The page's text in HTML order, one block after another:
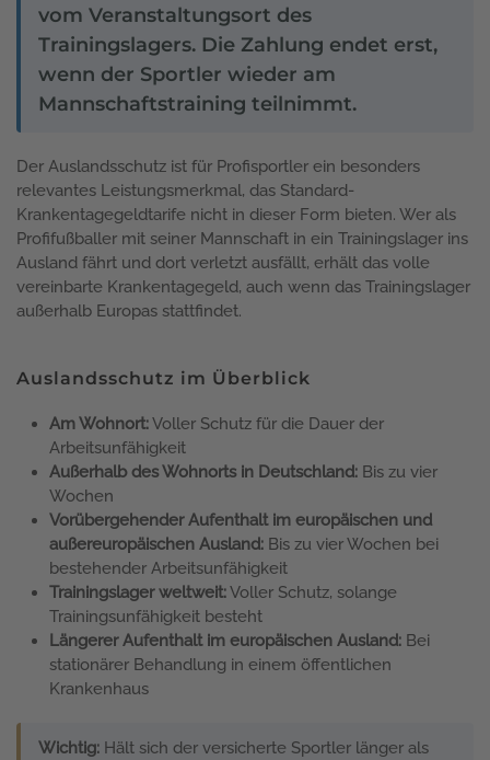
vom Veranstaltungsort des
Trainingslagers. Die Zahlung endet erst,
wenn der Sportler wieder am
Mannschaftstraining teilnimmt.
Der Auslandsschutz ist für Profisportler ein besonders
relevantes Leistungsmerkmal, das Standard-
Krankentagegeldtarife nicht in dieser Form bieten. Wer als
Profifußballer mit seiner Mannschaft in ein Trainingslager ins
Ausland fährt und dort verletzt ausfällt, erhält das volle
vereinbarte Krankentagegeld, auch wenn das Trainingslager
außerhalb Europas stattfindet.
Auslandsschutz im Überblick
Am Wohnort:Voller Schutz für die Dauer der
Arbeitsunfähigkeit
Außerhalb des Wohnorts in Deutschland: Bis zu vier
Wochen
Vorübergehender Aufenthalt im europäischen und
außereuropäischen Ausland: Bis zu vier Wochen bei
bestehender Arbeitsunfähigkeit
Trainingslager weltweit:Voller Schutz, solange
Trainingsunfähigkeit besteht
Längerer Aufenthalt im europäischen Ausland: Bei
stationärer Behandlung in einem öffentlichen
Krankenhaus
Wichtig: Hält sich der versicherte Sportler länger als